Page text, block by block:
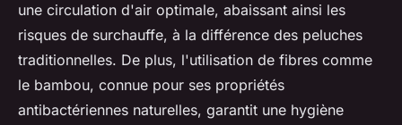
une circulation d'air optimale, abaissant ainsi les
risques de surchauffe, à la différence des peluches
traditionnelles. De plus, l'utilisation de fibres comme
le bambou, connue pour ses propriétés
antibactériennes naturelles, garantit une hygiène